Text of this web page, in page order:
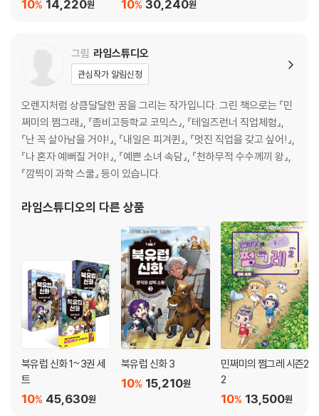
14,220원
10% 30,240원
10%
그림 라임스튜디오
관심작가 알림신청
오렌지처럼 상큼달달한 꿈을 그리는 작가입니다. 그린 책으로는 『민
쩌미의 쩜그래』, 『좀비고등학교 코믹스』, 『테일즈런너 직업체험』,
『난 꼭 살아남을 거야!』, 『내일은 피겨퀸』, 『멋진 직업을 갖고 싶어!』,
『나 혼자 예뻐질 거야!』, 『예쁜 소녀 속담』, 『천하무적 수수께끼 왕』,
『깜찍이 과학 스쿨』 등이 있습니다.
라임스튜디오의 다른 상품
북유럽 신화 1~3권 세
트
45,630원
10%
북유럽 신화 3
15,210원
10%
민쩌미의 쩜그레 시즌2
2
13,500원
10%